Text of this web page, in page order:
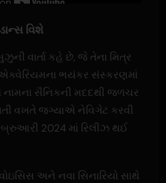
વિશે
વાર્તા કહે છે, જે તેના મિત્ર
ભયંકર સંસ્કરણમાં
નામના સૈનિકની મદદથી જળચર
થતી વખતે જગ્યાએ નેવિગેટ કરવી
2024 માં રિલીઝ થઈ
અને નવા સિનારિયો સાથે